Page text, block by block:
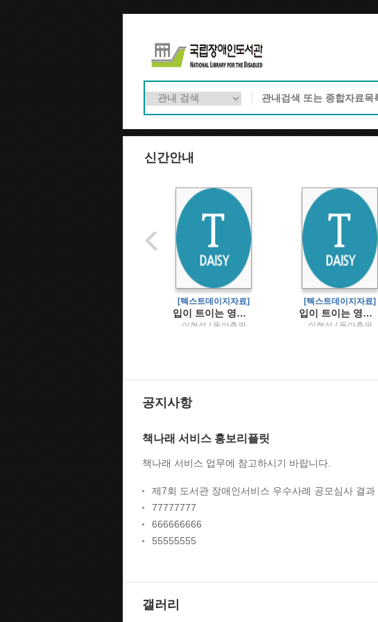
신간안내
[텍스트데이지자료]
입이 트이는 영어EBS FM radio
이현석 / 동아출판
[텍스트데이지자료]
입이 트이는 영어EBS FM radio
이현석 / 동아출판
공지사항
책나래 서비스 홍보리플릿
책나래 서비스 업무에 참고하시기 바랍니다.
제7회 도서관 장애인서비스 우수사례 공모심사 결과
77777777
666666666
55555555
갤러리